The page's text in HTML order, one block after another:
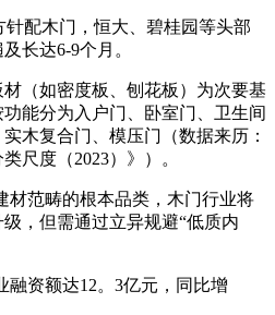
配木门，恒大、碧桂园等头部
长达6-9个月。
如密度板、刨花板）为次要基
能分为入户门、卧室门、卫生间
木复合门、模压门（数据来历：
尺度（2023）》）。
范畴的根本品类，木门行业将
，但需通过立异规避“低质内
资额达12。3亿元，同比增